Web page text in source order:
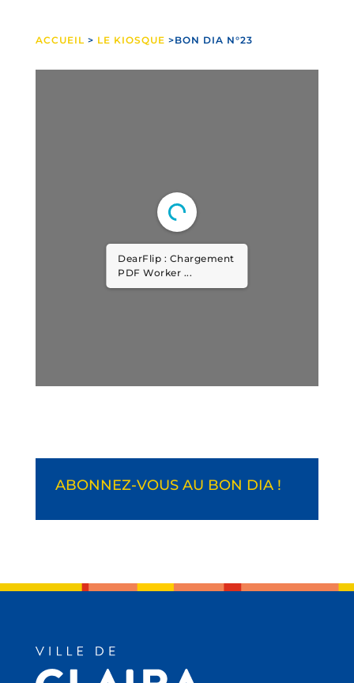
ACCUEIL > LE KIOSQUE >BON DIA N°23
DearFlip : Chargement
PDF Worker ...
ABONNEZ-VOUS AU BON DIA !